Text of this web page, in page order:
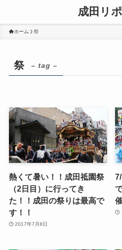
成田リ
ホーム 祭
祭 – tag –
熱くて暑い！！成田祗園祭
（2日目）に行ってき
た！！成田の祭りは最高で
す！！
2017年7月8日